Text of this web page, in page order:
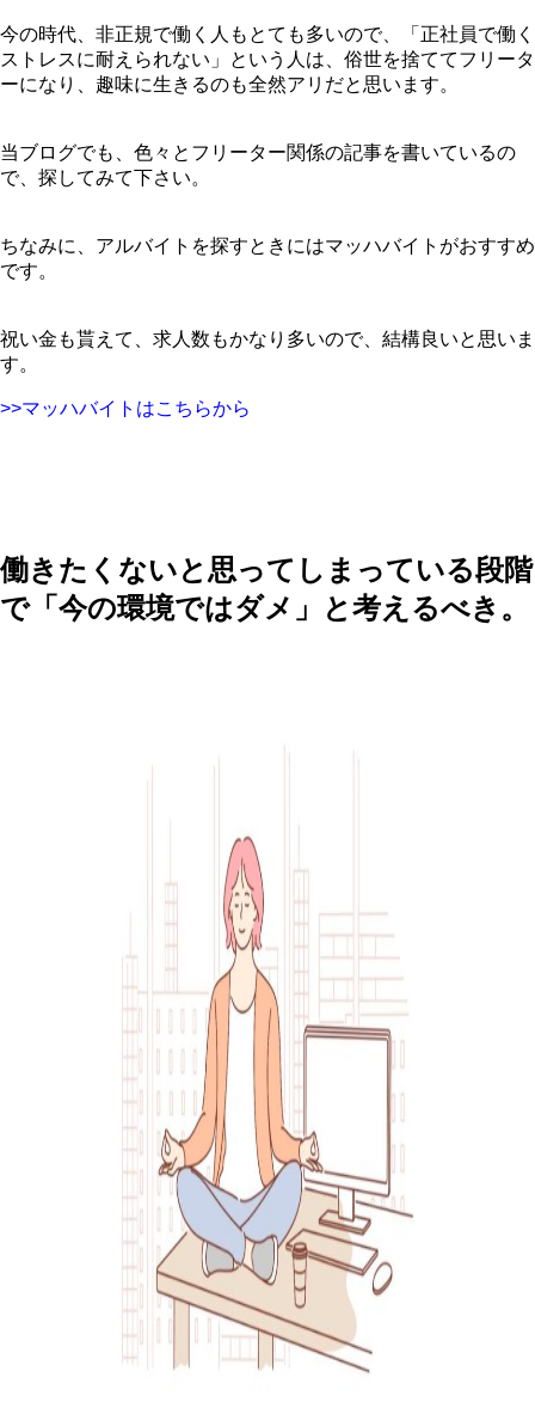
今の時代、非正規で働く人もとても多いので、「正社員で働く
ストレスに耐えられない」という人は、俗世を捨ててフリータ
ーになり、趣味に生きるのも全然アリだと思います。
当ブログでも、色々とフリーター関係の記事を書いているの
で、探してみて下さい。
ちなみに、アルバイトを探すときにはマッハバイトがおすすめ
です。
祝い金も貰えて、求人数もかなり多いので、結構良いと思いま
す。
>>マッハバイトはこちらから
働きたくないと思ってしまっている段階
で「今の環境ではダメ」と考えるべき。